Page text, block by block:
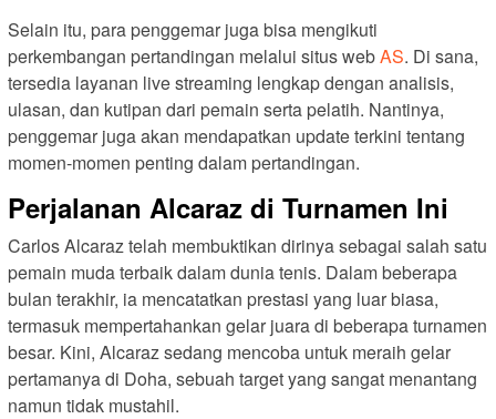
Selain itu, para penggemar juga bisa mengikuti
perkembangan pertandingan melalui situs webAS. Di sana,
tersedia layanan live streaming lengkap dengan analisis,
ulasan, dan kutipan dari pemain serta pelatih. Nantinya,
penggemar juga akan mendapatkan update terkini tentang
momen-momen penting dalam pertandingan.
Perjalanan Alcaraz di Turnamen Ini
Carlos Alcaraz telah membuktikan dirinya sebagai salah satu
pemain muda terbaik dalam dunia tenis. Dalam beberapa
bulan terakhir, ia mencatatkan prestasi yang luar biasa,
termasuk mempertahankan gelar juara di beberapa turnamen
besar. Kini, Alcaraz sedang mencoba untuk meraih gelar
pertamanya di Doha, sebuah target yang sangat menantang
namun tidak mustahil.